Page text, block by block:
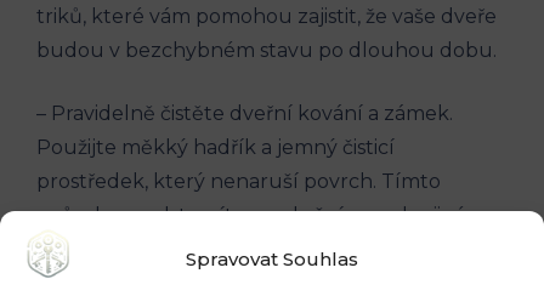
Spravovat Souhlas
triků, které vám pomohou zajistit, že vaše dveře
budou v bezchybném stavu po dlouhou dobu.
– Pravidelně čistěte dveřní kování a zámek.
Použijte měkký hadřík a jemný čisticí
prostředek, který nenaruší povrch. Tímto
způsobem odstraníte prach, špínu nebo jiné
nečistoty, které by mohly ovlivnit plynulé
otevírání a zavírání dveří.